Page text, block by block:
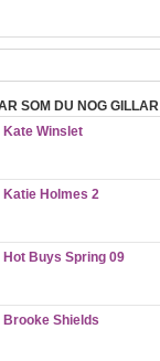
SOM DU NOG GILLAR
Kate Winslet
Katie Holmes 2
Hot Buys Spring 09
Brooke Shields